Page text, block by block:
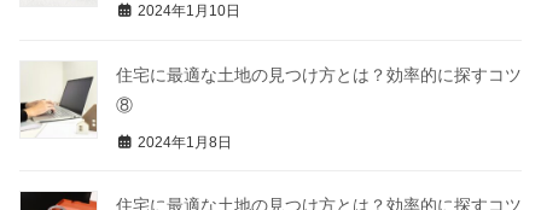
2024年1月10日
住宅に最適な土地の見つけ方とは？効率的に探すコツ
⑧
2024年1月8日
住宅に最適な土地の見つけ方とは？効率的に探すコツ